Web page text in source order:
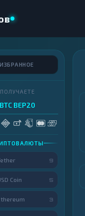
ПОЛУЧАЕТЕ
BTC BEP20
9
Coin 5
3